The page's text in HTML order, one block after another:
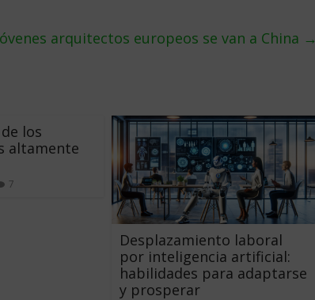
arquitectos europeos se van a China →
los
altamente
7
Desplazamiento laboral
por inteligencia artificial:
habilidades para adaptarse
y prosperar